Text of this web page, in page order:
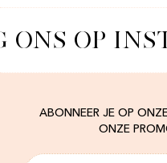
ONS OP
ABONNEER JE OP
ONZE